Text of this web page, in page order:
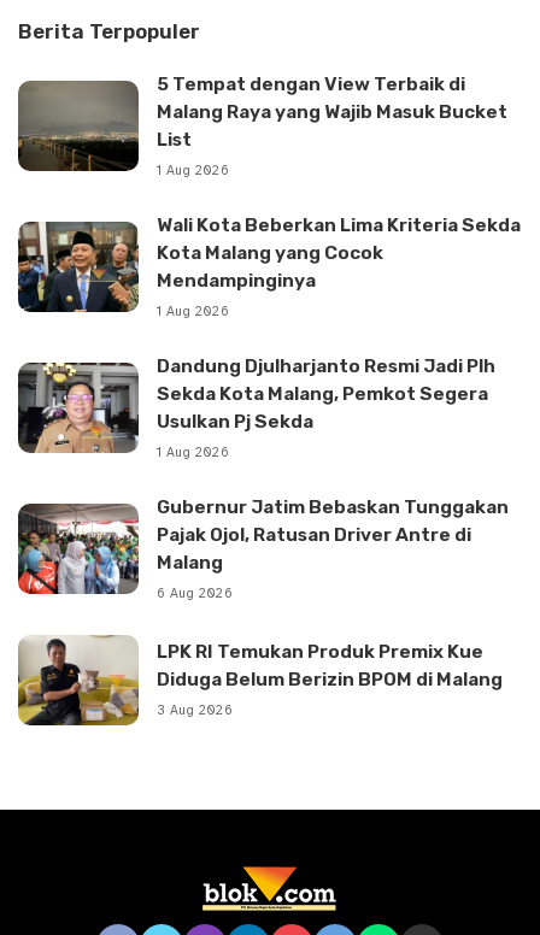
Berita Terpopuler
5 Tempat dengan View Terbaik di
Malang Raya yang Wajib Masuk Bucket
List
1 Aug 2026
Wali Kota Beberkan Lima Kriteria Sekda
Kota Malang yang Cocok
Mendampinginya
1 Aug 2026
Dandung Djulharjanto Resmi Jadi Plh
Sekda Kota Malang, Pemkot Segera
Usulkan Pj Sekda
1 Aug 2026
Gubernur Jatim Bebaskan Tunggakan
Pajak Ojol, Ratusan Driver Antre di
Malang
6 Aug 2026
LPK RI Temukan Produk Premix Kue
Diduga Belum Berizin BPOM di Malang
3 Aug 2026